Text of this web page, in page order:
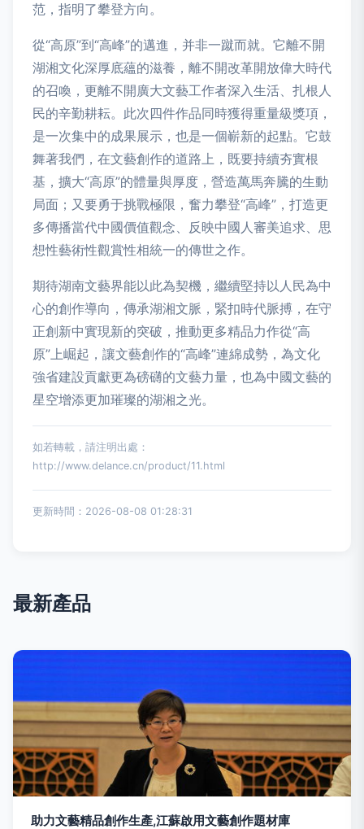
范，指明了攀登方向。
從“高原”到“高峰”的邁進，并非一蹴而就。它離不開
湖湘文化深厚底蘊的滋養，離不開改革開放偉大時代
的召喚，更離不開廣大文藝工作者深入生活、扎根人
民的辛勤耕耘。此次四件作品同時獲得重量級獎項，
是一次集中的成果展示，也是一個嶄新的起點。它鼓
舞著我們，在文藝創作的道路上，既要持續夯實根
基，擴大“高原”的體量與厚度，營造萬馬奔騰的生動
局面；又要勇于挑戰極限，奮力攀登“高峰”，打造更
多傳播當代中國價值觀念、反映中國人審美追求、思
想性藝術性觀賞性相統一的傳世之作。
期待湖南文藝界能以此為契機，繼續堅持以人民為中
心的創作導向，傳承湖湘文脈，緊扣時代脈搏，在守
正創新中實現新的突破，推動更多精品力作從“高
原”上崛起，讓文藝創作的“高峰”連綿成勢，為文化
強省建設貢獻更為磅礴的文藝力量，也為中國文藝的
星空增添更加璀璨的湖湘之光。
如若轉載，請注明出處：
http://www.delance.cn/product/11.html
更新時間：2026-08-08 01:28:31
最新產品
助力文藝精品創作生產,江蘇啟用文藝創作題材庫